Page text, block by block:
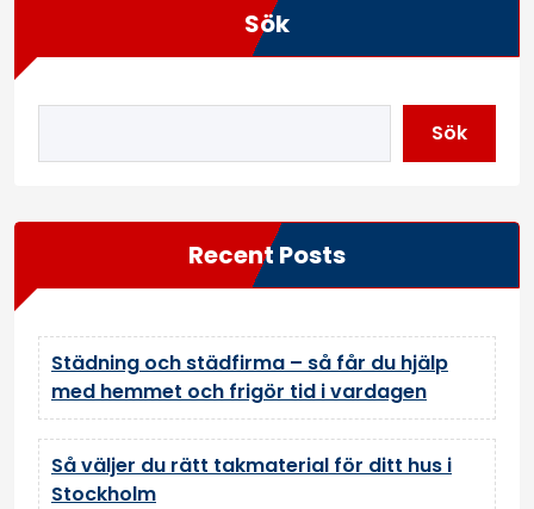
Sök
Sök
Recent Posts
Städning och städfirma – så får du hjälp
med hemmet och frigör tid i vardagen
Så väljer du rätt takmaterial för ditt hus i
Stockholm